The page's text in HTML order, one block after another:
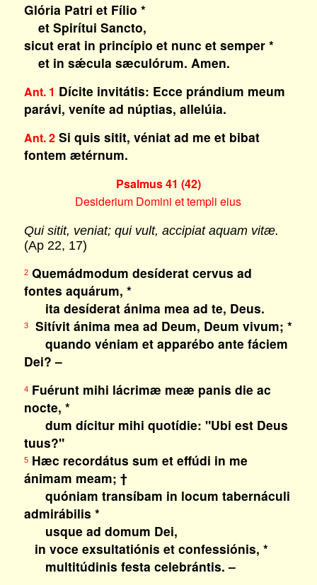
Glória Patri et Fílio *
et Spirítui Sancto,
sicut erat in princípio et nunc et semper *
et in sǽcula sæculórum. Amen.
Ant. 1 Dícite invitátis: Ecce prándium meum
parávi, veníte ad núptias, allelúia.
Ant. 2Si quis sitit, véniat ad me et bibat
fontem ætérnum.
Psalmus 41 (42)
Desiderium Domini et templi eius
Qui sitit, veniat; qui vult, accipiat aquam vitæ.
(Ap 22, 17)
2Quemádmodum desíderat cervus ad
fontes aquárum, *
ita desíderat ánima mea ad te, Deus.
3Sitívit ánima mea ad Deum, Deum vivum; *
quando véniam et apparébo ante fáciem
Dei? –
4Fuérunt mihi lácrimæ meæ panis die ac
nocte, *
dum dícitur mihi quotídie: "Ubi est Deus
tuus?"
5Hæc recordátus sum et effúdi in me
ánimam meam; †
quóniam transíbam in locum tabernáculi
admirábilis *
usque ad domum Dei,
in voce exsultatiónis et confessiónis, *
multitúdinis festa celebrántis. –